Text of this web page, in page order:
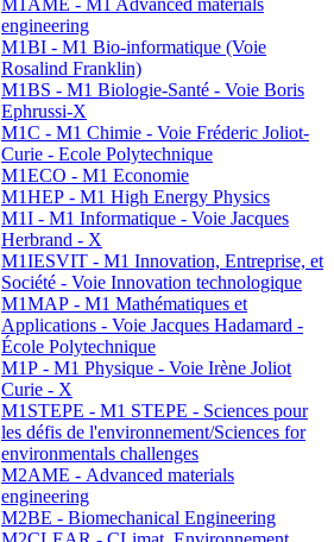
M1AME - M1 Advanced materials
engineering
M1BI - M1 Bio-informatique (Voie
Rosalind Franklin)
M1BS - M1 Biologie-Santé - Voie Boris
Ephrussi-X
M1C - M1 Chimie - Voie Fréderic Joliot-
Curie - Ecole Polytechnique
M1ECO - M1 Economie
M1HEP - M1 High Energy Physics
M1I - M1 Informatique - Voie Jacques
Herbrand - X
M1IESVIT - M1 Innovation, Entreprise, et
Société - Voie Innovation technologique
M1MAP - M1 Mathématiques et
Applications - Voie Jacques Hadamard -
École Polytechnique
M1P - M1 Physique - Voie Irène Joliot
Curie - X
M1STEPE - M1 STEPE - Sciences pour
les défis de l'environnement/Sciences for
environmentals challenges
M2AME - Advanced materials
engineering
M2BE - Biomechanical Engineering